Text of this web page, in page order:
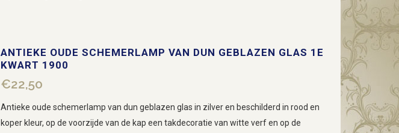
ANTIEKE OUDE SCHEMERLAMP VAN DUN GEBLAZEN GLAS 1E
KWART 1900
€22,50
Antieke oude schemerlamp van dun geblazen glas in zilver en beschilderd in rood en
koper kleur, op de voorzijde van de kap een takdecoratie van witte verf en op de